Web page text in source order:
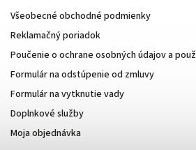
Všeobecné obchodné podmienky
Reklamačný poriadok
Poučenie o ochrane osobných údajov a
Formulár na odstúpenie od zmluvy
Formulár na vytknutie vady
Doplnkové služby
Moja objednávka